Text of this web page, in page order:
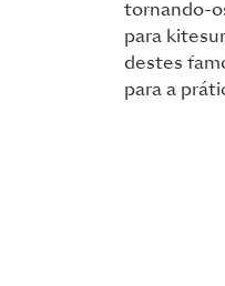
tornando-
para
destes
para a